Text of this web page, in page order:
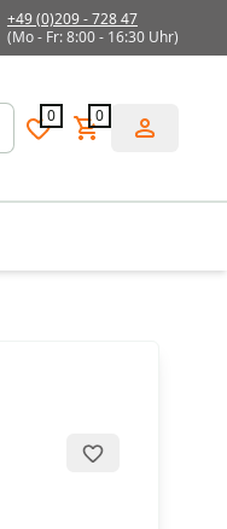
+49 (0)209 - 728 47
(Mo - Fr: 8:00 - 16:30 Uhr)
0 0